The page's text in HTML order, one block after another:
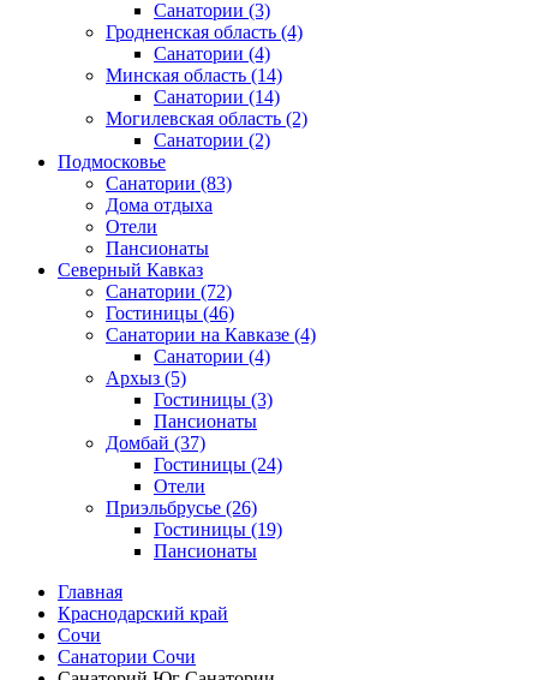
Санатории (3)
Гродненская область (4)
Санатории (4)
Минская область (14)
Санатории (14)
Могилевская область (2)
Санатории (2)
Подмосковье
Санатории (83)
Дома отдыха
Отели
Пансионаты
Северный Кавказ
Санатории (72)
Гостиницы (46)
Санатории на Кавказе (4)
Санатории (4)
Архыз (5)
Гостиницы (3)
Пансионаты
Домбай (37)
Гостиницы (24)
Отели
Приэльбрусье (26)
Гостиницы (19)
Пансионаты
Главная
Краснодарский край
Сочи
Санатории Сочи